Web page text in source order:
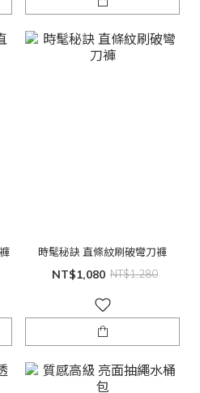
時髦秘訣 直條紋刷破彎刀褲
NT$1,080 NT$1,280